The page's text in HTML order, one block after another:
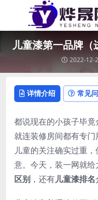
儿童漆第一品牌（
2022-12-
详情介绍 常见
都说现在的小孩子毕竟
就连装修房间都有专
儿童的关注确实过重
意。今天，装一网就
区别 ，还有儿童漆排名